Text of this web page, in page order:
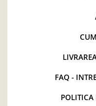
FAQ -
POLITICA